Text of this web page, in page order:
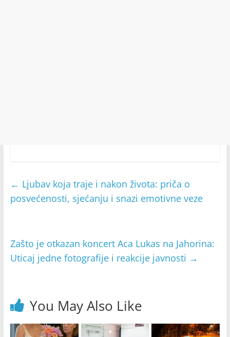
← Ljubav koja traje i nakon života: priča o
posvećenosti, sjećanju i snazi emotivne veze
Zašto je otkazan koncert Aca Lukas na Jahorina:
Uticaj jedne fotografije i reakcije javnosti →
You May Also Like